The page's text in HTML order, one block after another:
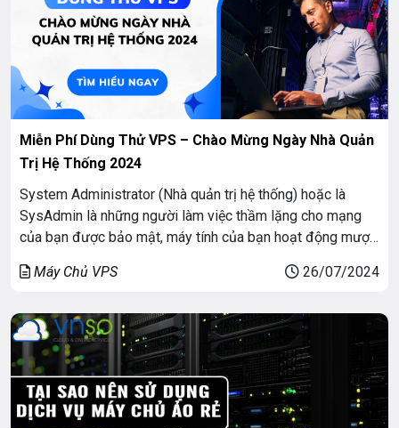
Miễn Phí Dùng Thử VPS – Chào Mừng Ngày Nhà Quản
Trị Hệ Thống 2024
System Administrator (Nhà quản trị hệ thống) hoặc là
SysAdmin là những người làm việc thầm lặng cho mạng
của bạn được bảo mật, máy tính của bạn hoạt động mượt
dịp của một ngày hết sức đặc biệt này, hãy cùng […]
Máy Chủ VPS 26/07/2024